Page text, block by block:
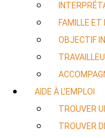
FAMILLE
OBJECTIF
AIDE À L’EMPLOI
TROUVER
TROUVER